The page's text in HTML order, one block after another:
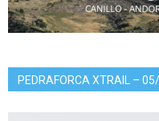
PEDRAFORCA XTRAIL –